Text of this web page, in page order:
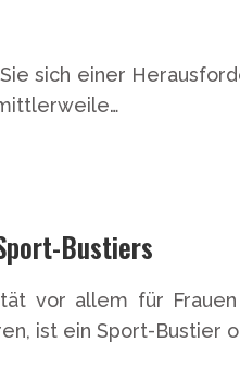
sich einer
Bustiers
vor allem für
ist ein Sport-Bustier